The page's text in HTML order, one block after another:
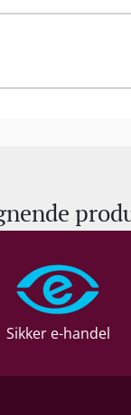
Sikker e-handel